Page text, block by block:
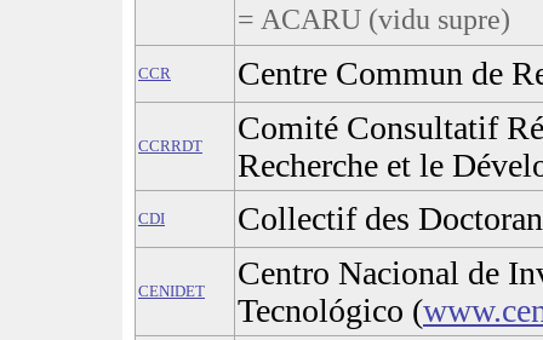
= ACARU (vidu supre)
CCR Centre Commun de
CCRRDT
Comité Consultatif
Recherche et le
CDI Collectif des
CENIDET
Centro Nacional de
Tecnológico (